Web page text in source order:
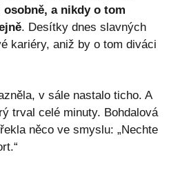
osobně, a nikdy o tom
. Desítky dnes slavných
kariéry, aniž by o tom diváci
v sále nastalo ticho. A
trval celé minuty. Bohdalová
něco ve smyslu: „Nechte